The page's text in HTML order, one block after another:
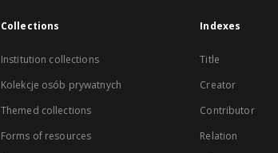
Collections
Institution collections
Kolekcje osób prywatnych
Themed collections
Forms of resources
Indexes
Title
Creator
Contributor
Relation